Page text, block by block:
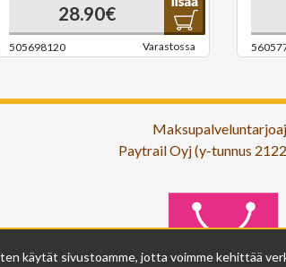
28.90€
505698120 Varastossa
Paytrail Oyj (y-tunnus
käytät sivustoamme, jotta voimme kehittää